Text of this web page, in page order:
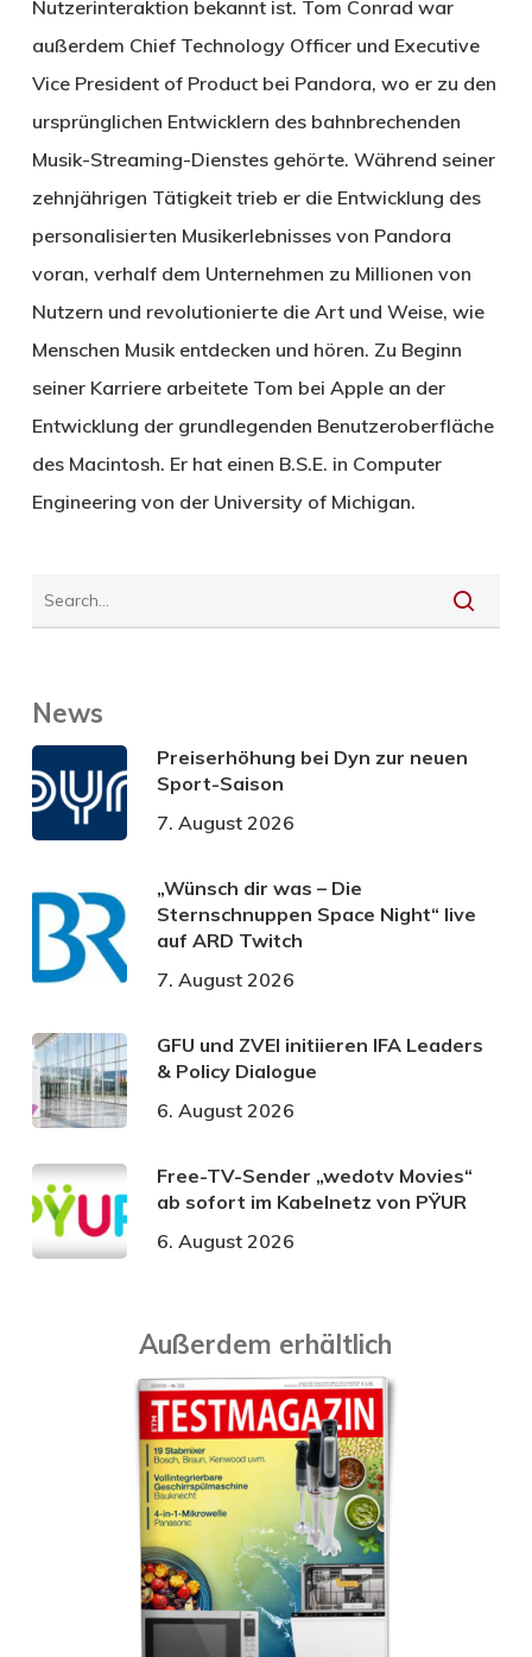
Nutzerinteraktion bekannt ist. Tom Conrad war
außerdem Chief Technology Officer und Executive
Vice President of Product bei Pandora, wo er zu den
ursprünglichen Entwicklern des bahnbrechenden
Musik-Streaming-Dienstes gehörte. Während seiner
zehnjährigen Tätigkeit trieb er die Entwicklung des
personalisierten Musikerlebnisses von Pandora
voran, verhalf dem Unternehmen zu Millionen von
Nutzern und revolutionierte die Art und Weise, wie
Menschen Musik entdecken und hören. Zu Beginn
seiner Karriere arbeitete Tom bei Apple an der
Entwicklung der grundlegenden Benutzeroberfläche
des Macintosh. Er hat einen B.S.E. in Computer
Engineering von der University of Michigan.
News
Preiserhöhung bei Dyn zur neuen
Sport-Saison
7. August 2026
„Wünsch dir was – Die
Sternschnuppen Space Night“ live
auf ARD Twitch
7. August 2026
GFU und ZVEI initiieren IFA Leaders
& Policy Dialogue
6. August 2026
Free-TV-Sender „wedotv Movies“
ab sofort im Kabelnetz von PŸUR
6. August 2026
Außerdem erhältlich